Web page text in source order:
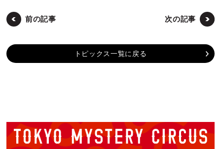
前の記事 次の記事
トピックス一覧に戻る